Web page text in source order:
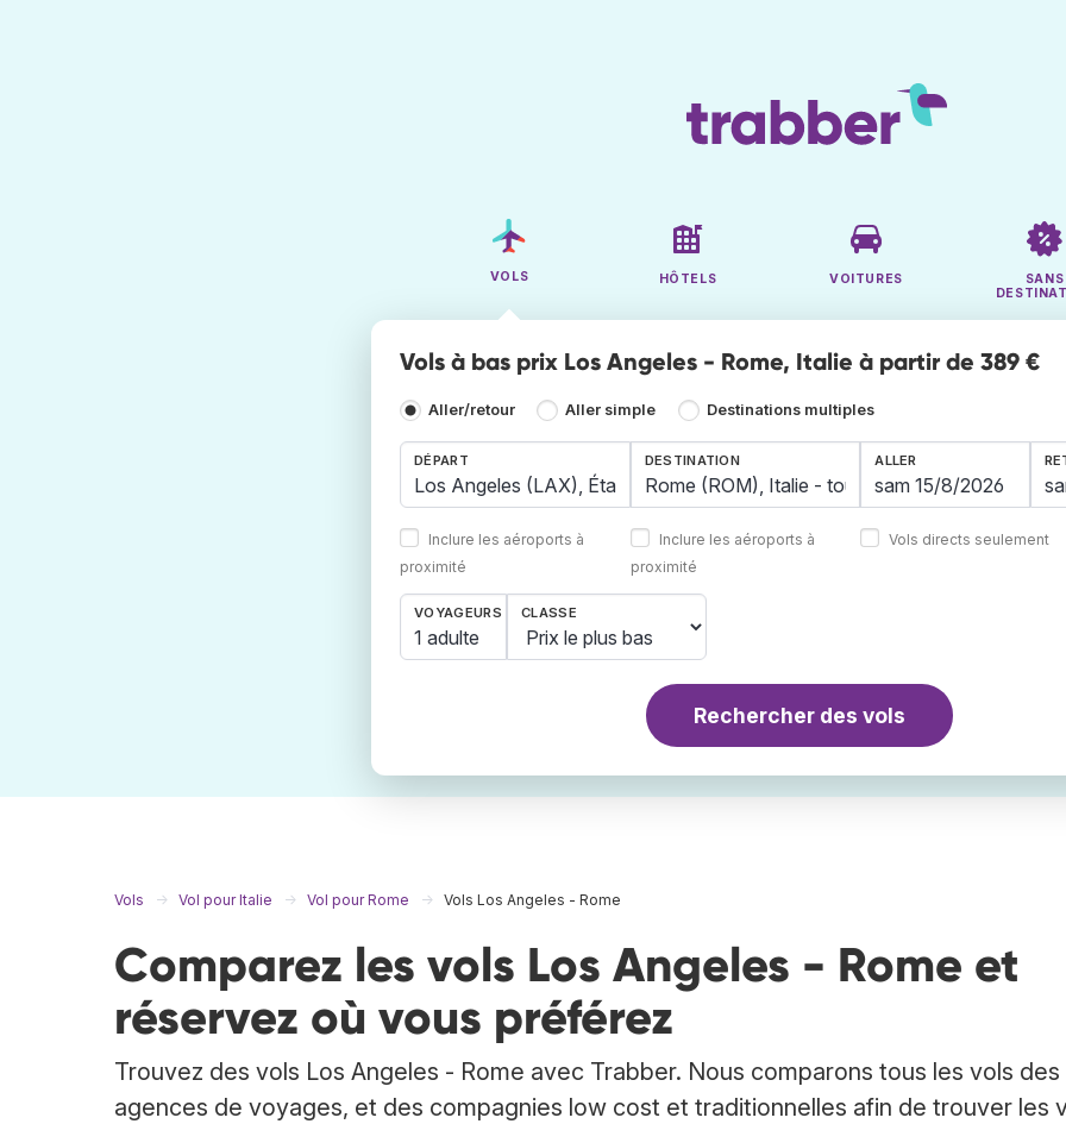
VOLS HÔTELS VOITURES
SANS
Vols à bas prix Los Angeles - Rome, Italie à partir de 389 €
Aller/retour Aller simple Destinations multiples
DÉPART
Inclure les aéroports à
proximité
DESTINATION
Inclure les aéroports à
proximité
ALLER
Vols directs seulement
VOYAGEURS
1 adulte
CLASSE
Rechercher des vols
Vols Vol pour Italie Vol pour Rome Vols Los Angeles - Rome
Comparez les vols Los Angeles - Rome et
réservez où vous préférez
Trouvez des vols Los Angeles - Rome avec Trabber. Nous comparons tous les vols des
agences de voyages, et des compagnies low cost et traditionnelles afin de trouver les